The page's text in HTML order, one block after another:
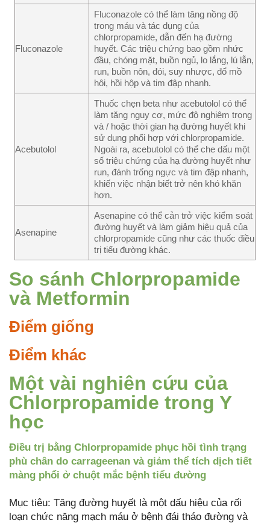
Fluconazole
Fluconazole có thể làm tăng nồng độ
trong máu và tác dụng của
chlorpropamide, dẫn đến hạ đường
huyết. Các triệu chứng bao gồm nhức
đầu, chóng mặt, buồn ngủ, lo lắng, lú lẫn,
run, buồn nôn, đói, suy nhược, đổ mồ
hôi, hồi hộp và tim đập nhanh.
Acebutolol
Thuốc chẹn beta như acebutolol có thể
làm tăng nguy cơ, mức độ nghiêm trọng
và / hoặc thời gian hạ đường huyết khi
sử dụng phối hợp với chlorpropamide.
Ngoài ra, acebutolol có thể che dấu một
số triệu chứng của hạ đường huyết như
run, đánh trống ngực và tim đập nhanh,
khiến việc nhận biết trở nên khó khăn
hơn.
Asenapine
Asenapine có thể cản trở việc kiểm soát
đường huyết và làm giảm hiệu quả của
chlorpropamide cũng như các thuốc điều
trị tiểu đường khác.
So sánh Chlorpropamide
và Metformin
Điểm giống
Điểm khác
Một vài nghiên cứu của
Chlorpropamide trong Y
học
Điều trị bằng Chlorpropamide phục hồi tình trạng
phù chân do carrageenan và giảm thể tích dịch tiết
màng phổi ở chuột mắc bệnh tiểu đường
Mục tiêu: Tăng đường huyết là một dấu hiệu của rối
loạn chức năng mạch máu ở bệnh đái tháo đường và